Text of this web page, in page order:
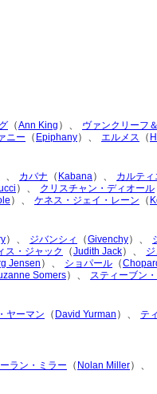
（Ann King ）、 ヴァンクリーフ
ニー （ Epiphany）、 エルメス （
、 カバナ （ Kabana）、 カルティ
）、 クリスチャン・ディオール
）、 ケネス・ジェイ・レーン （
）、 ジバンシィ （Givenchy）、
ス・ジャック （Judith Jack）、
Jensen ）、 ショパール （
Somers）、 スティーブン
ヤーマン （ David Yurman ）、 テ
ラン・ミラー （ Nolan Miller）、